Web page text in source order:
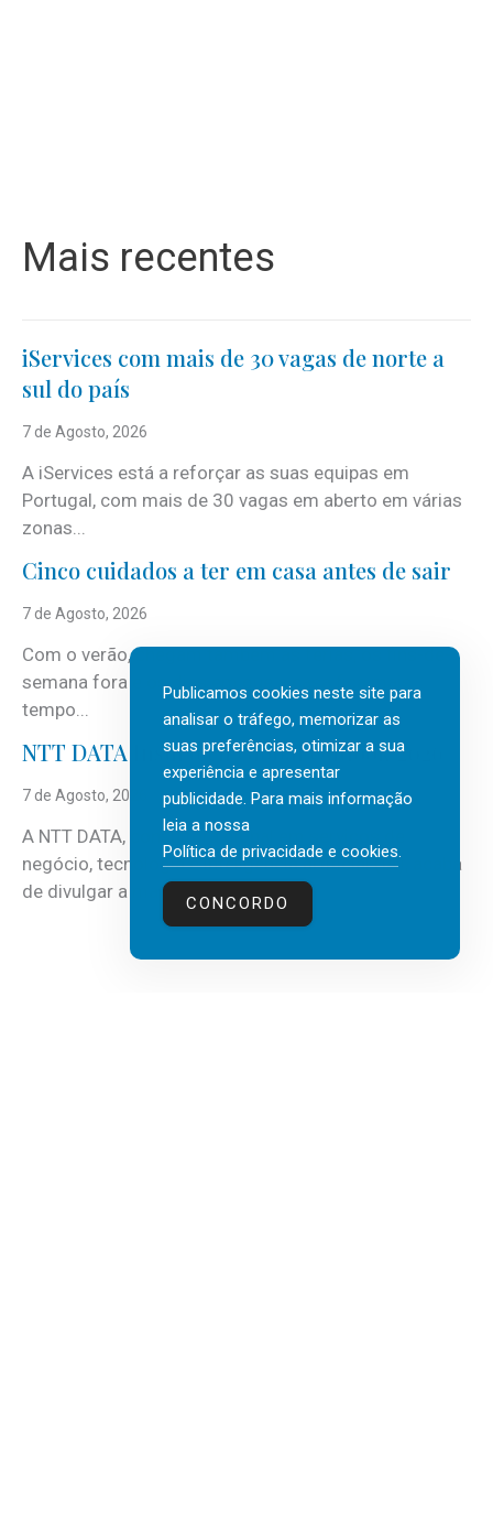
Mais recentes
iServices com mais de 30 vagas de norte a
sul do país
7 de Agosto, 2026
A iServices está a reforçar as suas equipas em
Portugal, com mais de 30 vagas em aberto em várias
zonas...
Cinco cuidados a ter em casa antes de sair
7 de Agosto, 2026
Com o verão, chegam também as férias, os fins-de-
semana fora e os dias em que a casa fica mais
tempo...
NTT DATA Insurtech Global Outlook 2026
7 de Agosto, 2026
A NTT DATA, consultora global em serviços de
negócio, tecnologia e inteligência artificial (IA), acaba
de divulgar a mais recente...
Publicamos cookies neste site para
analisar o tráfego, memorizar as
suas preferências, otimizar a sua
experiência e apresentar
publicidade. Para mais informação
leia a nossa
Política de privacidade e cookies.
CONCORDO